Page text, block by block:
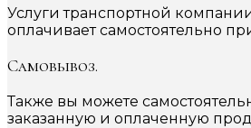
Услуги транспортной
оплачивает самостоятельно
Самовывоз.
Также вы можете
заказанную и оплаченную